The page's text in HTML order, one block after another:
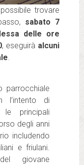
trovare
sabato 7
delle ore
, eseguirà alcuni
.
parrocchiale
l’intento di
le principali
degli anni
includendo
e friulani.
giovane